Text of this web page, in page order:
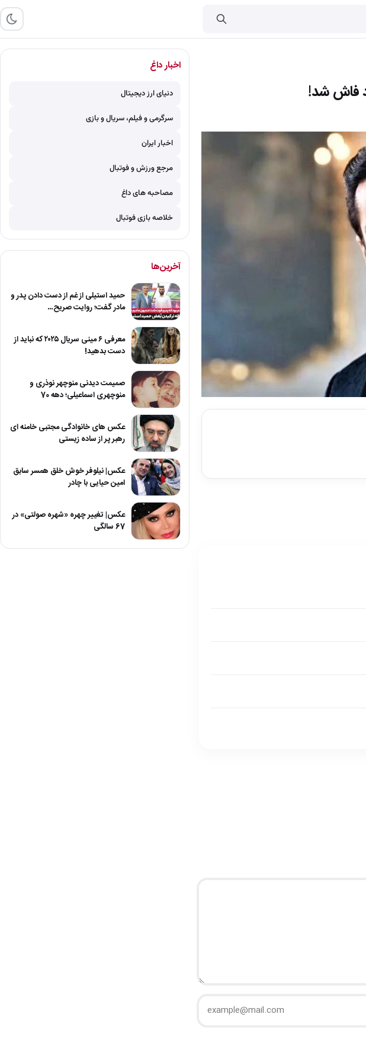
اخبار داغ
دنیای ارز دیجیتال
سرگرمی و فیلم، سریال و بازی
اخبار ایران
مرجع ورزش و فوتبال
مصاحبه های داغ
خلاصه بازی فوتبال
آخرین‌ها
حمید استیلی از غم از دست دادن پدر و
مادر گفت؛ روایت صریح…
معرفی ۶ مینی سریال ۲۰۲۵ که نباید از
دست بدهید!
صمیمت دیدنی منوچهر نوذری و
منوچهری اسماعیلی؛ دهه 70
عکس های خانوادگی مجتبی خامنه ای
رهبر پر از ساده زیستی
عکس| نیلوفر خوش خلق همسر سابق
امین حیایی با چادر
عکس| تغییر چهره «شهره صولتی» در
67 سالگی